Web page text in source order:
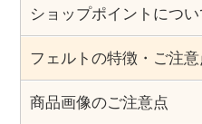
ショップポイントについ
フェルトの特徴・ご注意
商品画像のご注意点